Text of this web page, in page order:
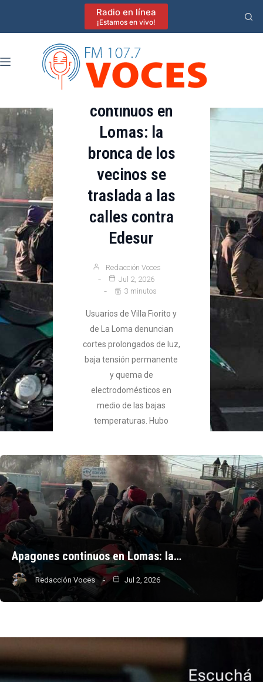
Radio en línea
¡Estamos en vivo!
Destacadas
Apagones
continuos en
Lomas: la
bronca de los
vecinos se
traslada a las
calles contra
Edesur
Redacción Voces
Jul 2, 2026
3 minutos
Usuarios de Villa Fiorito y
de La Loma denuncian
cortes prolongados de luz,
baja tensión permanente
y quema de
electrodomésticos en
medio de las bajas
temperaturas. Hubo
Apagones continuos en Lomas: la…
Redacción Voces Jul 2, 2026